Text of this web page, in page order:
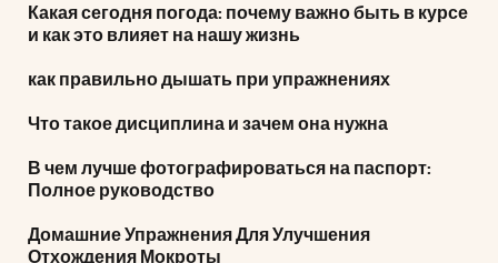
Какая сегодня погода: почему важно быть в курсе
и как это влияет на нашу жизнь
как правильно дышать при упражнениях
Что такое дисциплина и зачем она нужна
В чем лучше фотографироваться на паспорт:
Полное руководство
Домашние Упражнения Для Улучшения
Отхождения Мокроты